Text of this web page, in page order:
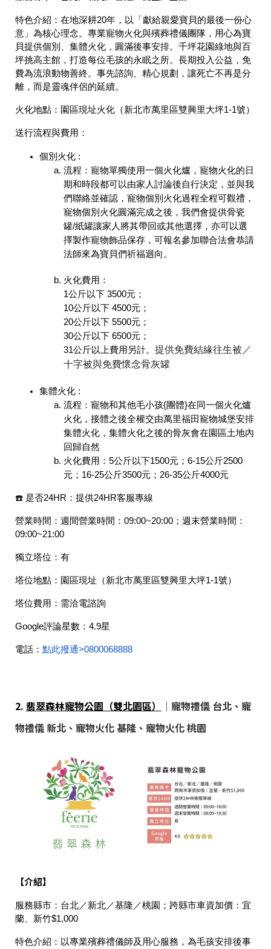
特色介紹： 在地深耕20年，以「獻給親愛寶貝的最後一份心
意」為核心理念。專業寵物火化與殯葬禮儀團隊，用心為寶
貝提供個別、集體火化，圓滿後事安排。千坪花園綠地與百
坪挑高主館，打造每位毛孩的永眠之所。長期投入公益，免
費為流浪動物善終。事先諮詢、精心規劃，讓死亡不再是分
離，而是靈魂伴侶的延續。
火化地點： 園區現址火化（新北市萬里區雙興里大坪1-1號）
送行流程與費用：
個別火化 :
流程：寵物單獨使用一個火化爐，寵物火化的日
期和時段都可以由家人討論後自行決定，並與我
們聯絡並確認，寵物個別火化過程全程可觀禮，
寵物個別火化圓滿完成之後，我們會提供骨瓷
罐/紙罐讓家人將其帶回或其他選擇，亦可以選
擇製作寵物飾品保存，可報名參加聯合法會恭請
法師來為寶貝們祈福迴向。
火化費用：
1公斤以下 3500元；
10公斤以下 4500元；
20公斤以下 5500元；
30公斤以下 6500元；
31公斤以上費用另計。 提供免費結緣往生被／
十字被與免費懷念骨灰罐
集體火化 :
流程：寵物和其他毛小孩{團體}在同一個火化爐
火化，接體之後全權交由萬里福田寵物城堡安排
集體火化，集體火化之後的骨灰會在園區土地內
回歸自然
火化費用：5公斤以下1500元；6-15公斤2500
元；16-25公斤3500元；26-35公斤4000元
☎️ 是否24HR： 提供24HR客服專線
營業時間： 週間營業時間：09:00~20:00；週末營業時間：
09:00~21:00
獨立塔位： 有
塔位地點： 園區現址（新北市萬里區雙興里大坪1-1號）
塔位費用： 需洽電諮詢
Google評論星數： 4.9星
電話： 點此撥通>0800068888
2. 翡翠森林寵物公園（雙北園區）
｜寵物禮儀 台北、寵
物禮儀 新北、寵物火化 基隆、寵物火化 桃園
【介紹】
服務縣市： 台北／新北／基隆／桃園；跨縣市車資加價：宜
蘭、新竹$1,000
特色介紹： 以專業殯葬禮儀師及用心服務，為毛孩安排後事